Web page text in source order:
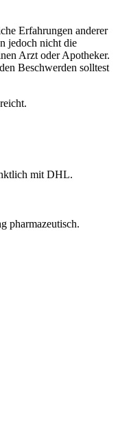
Erfahrungen anderer
jedoch nicht die
Arzt oder Apotheker.
Beschwerden solltest
mit DHL.
pharmazeutisch.